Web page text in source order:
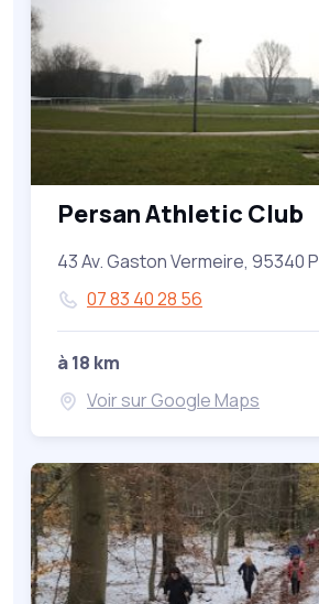
Persan Athletic Club
43 Av. Gaston Vermeire, 95340
07 83 40 28 56
à 18 km
Voir sur Google Maps